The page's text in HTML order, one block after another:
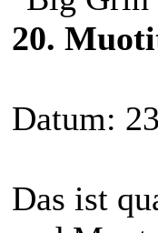
20.
Datum:
Das ist